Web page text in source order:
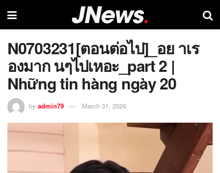
N0703231[ตอนต่อไป]_อย าเร
องมาก นๆไปเหอะ_part 2 |
Những tin hàng ngày 20
by admin79 March 31, 2026